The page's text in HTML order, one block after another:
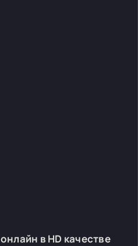
в HD качестве